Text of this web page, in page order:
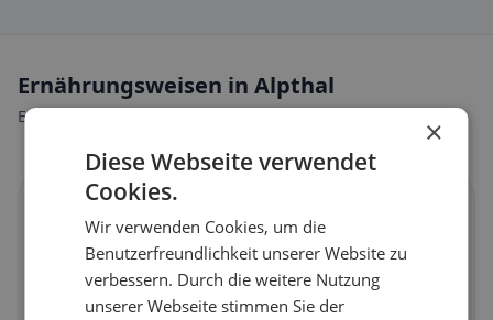
Ernährungsweisen in Alpthal
Entdecke Restaurants passend zu deiner Ernährungsweise.
🌱
in Alpthal
Pflanzliche Gerichte & vegane Küche
×
Diese Webseite verwendet
Cookies.
Wir verwenden Cookies, um die
Benutzerfreundlichkeit unserer Website zu
verbessern. Durch die weitere Nutzung
unserer Webseite stimmen Sie der